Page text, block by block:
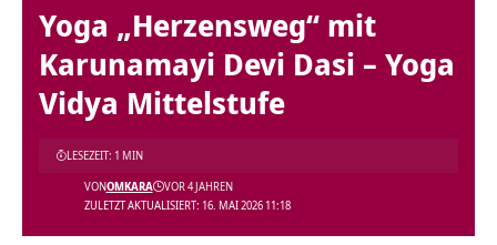
Yoga „Herzensweg“ mit
Karunamayi Devi Dasi – Yoga
Vidya Mittelstufe
ZULETZT AKTUALISIERT: 16. MAI 2026 11:18
VONOMKARA VOR 4 JAHREN
LESEZEIT: 1 MIN